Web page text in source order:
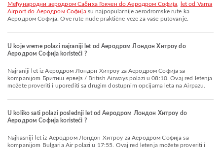
Међународни аеродром Сабиха Гокчен do Аеродром Софија
let od Varna
Airport do Аеродром Софијаsu najpopularnije aerodromske rute ka
Аеродром Софија. Ove rute nude praktične veze za vaše putovanje.
U koje vreme polazi najraniji let od Аеродром Лондон Хитроу do
Аеродром Софија koristeći ?
Najraniji let iz Аеродром Лондон Хитроу za Аеродром Софија sa
kompanijom Бритиш ервејз / British Airways polazi u 08:10. Ovaj red letenja
možete proveriti i uporediti sa drugim dostupnim opcijama leta na Airpazu.
U koliko sati polazi poslednji let od Аеродром Лондон Хитроу do
Аеродром Софија koristeći ?
Najkasniji let iz Аеродром Лондон Хитроу za Аеродром Софија sa
kompanijom Bulgaria Air polazi u 17:55. Ovaj red letenja možete proveriti i